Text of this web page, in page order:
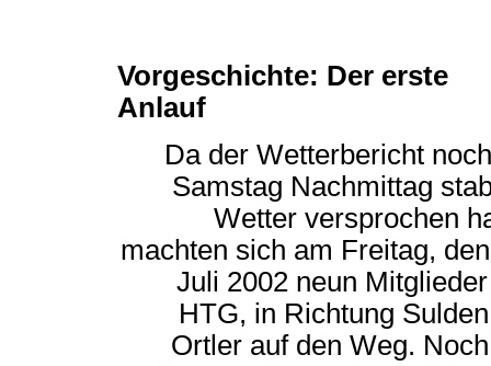
Vorgeschichte: Der erste
Anlauf
Da der Wetterbericht
Samstag Nachmittag
Wetter versprochen
machten sich am Freitag,
Juli 2002 neun
HTG, in Richtung
Ortler auf den Weg.